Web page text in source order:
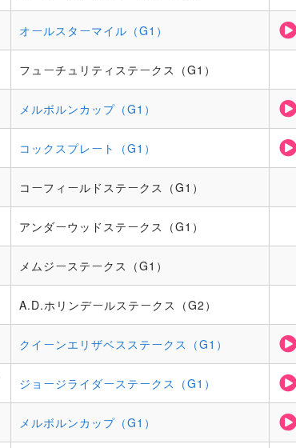
オールスターマイル（G1）
フューチュリティステークス（G1）
メルボルンカップ（G1）
コックスプレート（G1）
コーフィールドステークス（G1）
アンダーウッドステークス（G1）
メムジーステークス（G1）
A.D.ホリンデールステークス（G2）
クイーンエリザベスステークス（G1）
ジョージライダーステークス（G1）
メルボルンカップ（G1）